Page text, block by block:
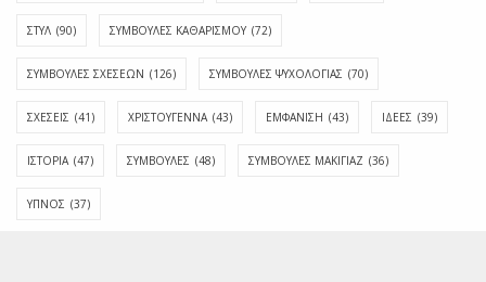
ΣΤΥΛ (90) ΣΥΜΒΟΥΛΕΣ ΚΑΘΑΡΙΣΜΟΥ (72)
ΣΥΜΒΟΥΛΕΣ ΣΧΕΣΕΩΝ (126) ΣΥΜΒΟΥΛΕΣ ΨΥΧΟΛΟΓΙΑΣ (70)
ΣΧΕΣΕΙΣ (41) ΧΡΙΣΤΟΥΓΕΝΝΑ (43) ΕΜΦΆΝΙΣΗ (43) ΙΔΈΕΣ (39)
ΙΣΤΟΡΊΑ (47) ΣΥΜΒΟΥΛΈΣ (48) ΣΥΜΒΟΥΛΈΣ ΜΑΚΙΓΙΆΖ (36)
ΎΠΝΟΣ (37)